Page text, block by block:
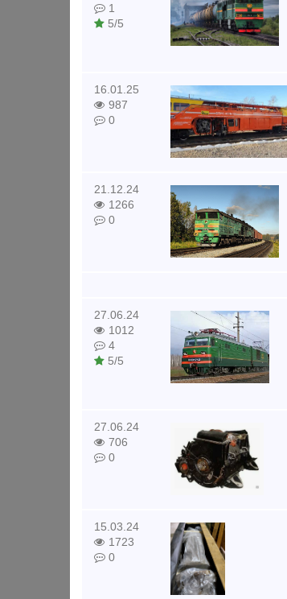
1
5/5
16.01.25
987
0
21.12.24
1266
0
27.06.24
1012
4
5/5
27.06.24
706
0
15.03.24
1723
0